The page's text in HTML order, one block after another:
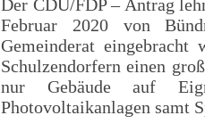
Der CDU/FDP – Antrag
Februar 2020 von
Gemeinderat
Schulzendorfern einen
nur Gebäude auf
Photovoltaikanlagen samt